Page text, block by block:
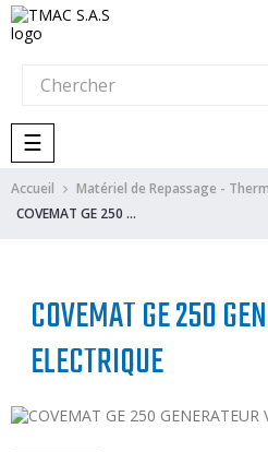
Basculer
la
navigation
☰
Accueil
Matériel de Repassage -
COVEMAT GE 250 GENERATEUR VAPEUR ELECTRIQUE
COVEMAT GE 250
ELECTRIQUE